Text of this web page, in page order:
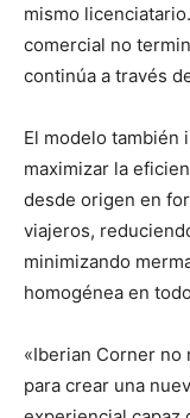
mismo
comercial no
continúa a través
El modelo también
maximizar la
desde origen en
viajeros,
minimizando
homogénea en
«Iberian Corner no
para crear una